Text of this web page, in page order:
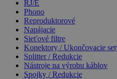
RJ/E
Phono
Reproduktorové
Napájacie
Sieťové filtre
Konektory / Ukončovacie
Splitter / Redukcie
Nástroje na výrobu káblov
Spojky / Redukcie